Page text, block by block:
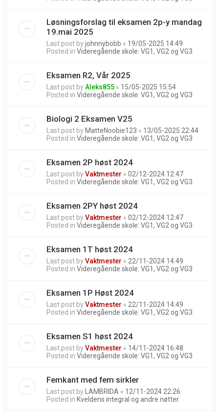
Løsningsforslag til eksamen 2p-y mandag
19.mai 2025
Last post byjohnnybobb « 19/05-2025 14:49
Posted in Videregående skole: VG1, VG2 og VG3
Eksamen R2, Vår 2025
Last post byAleks855 « 15/05-2025 15:54
Posted in Videregående skole: VG1, VG2 og VG3
Biologi 2 Eksamen V25
Last post by MatteNoobie123 « 13/05-2025 22:44
Posted in Videregående skole: VG1, VG2 og VG3
Eksamen 2P høst 2024
Last post byVaktmester « 02/12-2024 12:47
Posted in Videregående skole: VG1, VG2 og VG3
Eksamen 2PY høst 2024
Last post byVaktmester « 02/12-2024 12:47
Posted in Videregående skole: VG1, VG2 og VG3
Eksamen 1T høst 2024
Last post byVaktmester « 22/11-2024 14:49
Posted in Videregående skole: VG1, VG2 og VG3
Eksamen 1P Høst 2024
Last post byVaktmester « 22/11-2024 14:49
Posted in Videregående skole: VG1, VG2 og VG3
Eksamen S1 høst 2024
Last post byVaktmester « 14/11-2024 16:48
Posted in Videregående skole: VG1, VG2 og VG3
Femkant med fem sirkler
Last post by LAMBRIDA « 12/11-2024 22:26
Posted in Kveldens integral og andre nøtter